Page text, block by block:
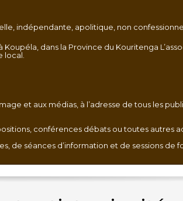
indépendante, apolitique, non
dans la Province du Kouritenga
local.
et aux médias, à l’adresse de tous les
conférences débats ou toutes
de séances d’information et de sessions de